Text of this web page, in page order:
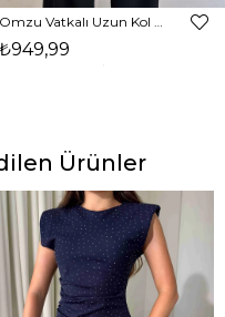
₺949,99
Ürünler